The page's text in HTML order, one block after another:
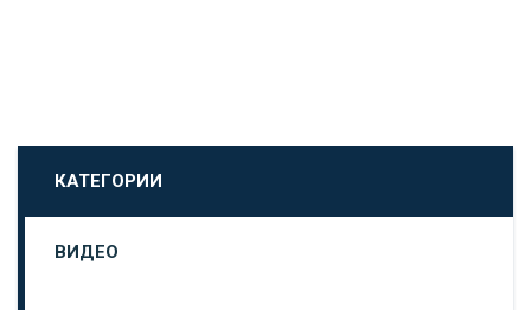
КАТЕГОРИИ
ВИДЕО